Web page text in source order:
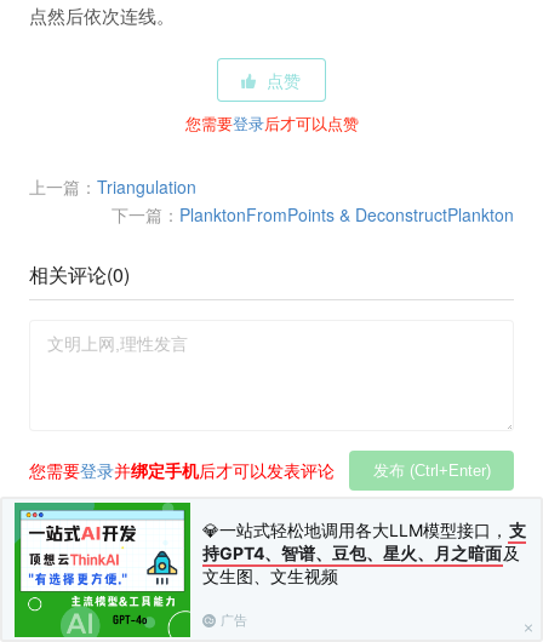
💎一站式轻松地调用各大LLM模型接口， 支
持GPT4、智谱、豆包、星火、月之暗面及
文生图、文生视频
广告
点然后依次连线。
点赞
您需要登录后才可以点赞
上一篇： Triangulation
下一篇： PlanktonFromPoints & DeconstructPlankton
相关评论(0)
您需要登录并绑定手机后才可以发表评论 发布 (Ctrl+Enter)